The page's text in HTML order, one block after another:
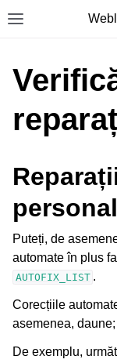
Toggle site
Puteți, de
automate în plus
AUTOFIX_LIST .
Corecțiile
asemenea,
De exemplu,